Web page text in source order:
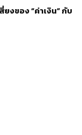
งของ “ค่าเงิน” กับ